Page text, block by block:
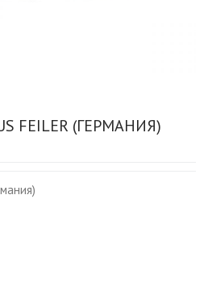
FEILER (ГЕРМАНИЯ)